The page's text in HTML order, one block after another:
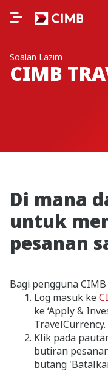
Soalan Lazim
CIMB
Di mana
untuk
pesanan
Bagi pengguna CIMB
Log masuk ke
ke ‘Apply &
TravelCurrency.
Klik pada
butiran
butang